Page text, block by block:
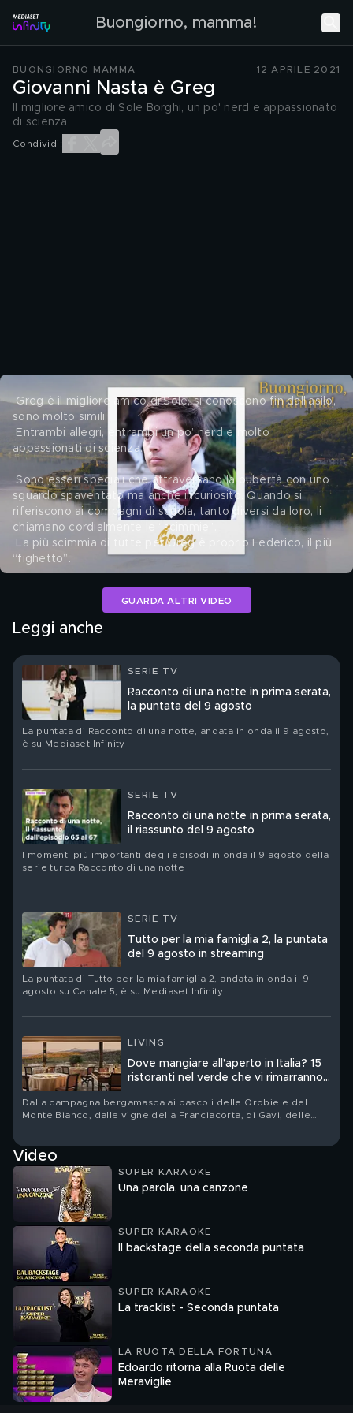
Buongiorno, mamma!
BUONGIORNO MAMMA 12 APRILE 2021
Giovanni Nasta è Greg
Il migliore amico di Sole Borghi, un po' nerd e appassionato
di scienza
Condividi:
Greg è il migliore amico di Sole, si conoscono fin dall’asilo,
sono molto simili.
appassionati di scienza.
Sono esseri speciali che attraversano la pubertà con uno
sguardo spaventato ma anche incuriosito. Quando si
riferiscono ai compagni di scuola, tanto diversi da loro, li
chiamano cordialmente le “scimmie”.
“fighetto”.
GUARDA ALTRI VIDEO
Leggi anche
SERIE TV
Racconto di una notte in prima serata,
la puntata del 9 agosto
La puntata di Racconto di una notte, andata in onda il 9 agosto,
è su Mediaset Infinity
SERIE TV
Racconto di una notte in prima serata,
il riassunto del 9 agosto
I momenti più importanti degli episodi in onda il 9 agosto della
serie turca Racconto di una notte
SERIE TV
Tutto per la mia famiglia 2, la puntata
del 9 agosto in streaming
La puntata di Tutto per la mia famiglia 2, andata in onda il 9
agosto su Canale 5, è su Mediaset Infinity
LIVING
Dove mangiare all’aperto in Italia? 15
ristoranti nel verde che vi rimarranno
Dalla campagna bergamasca ai pascoli delle Orobie e del
Monte Bianco, dalle vigne della Franciacorta, di Gavi, delle
filari non sono soltanto una cornice
Video
SUPER KARAOKE
Una parola, una canzone
SUPER KARAOKE
Il backstage della seconda puntata
SUPER KARAOKE
La tracklist - Seconda puntata
LA RUOTA DELLA FORTUNA
Edoardo ritorna alla Ruota delle
Meraviglie